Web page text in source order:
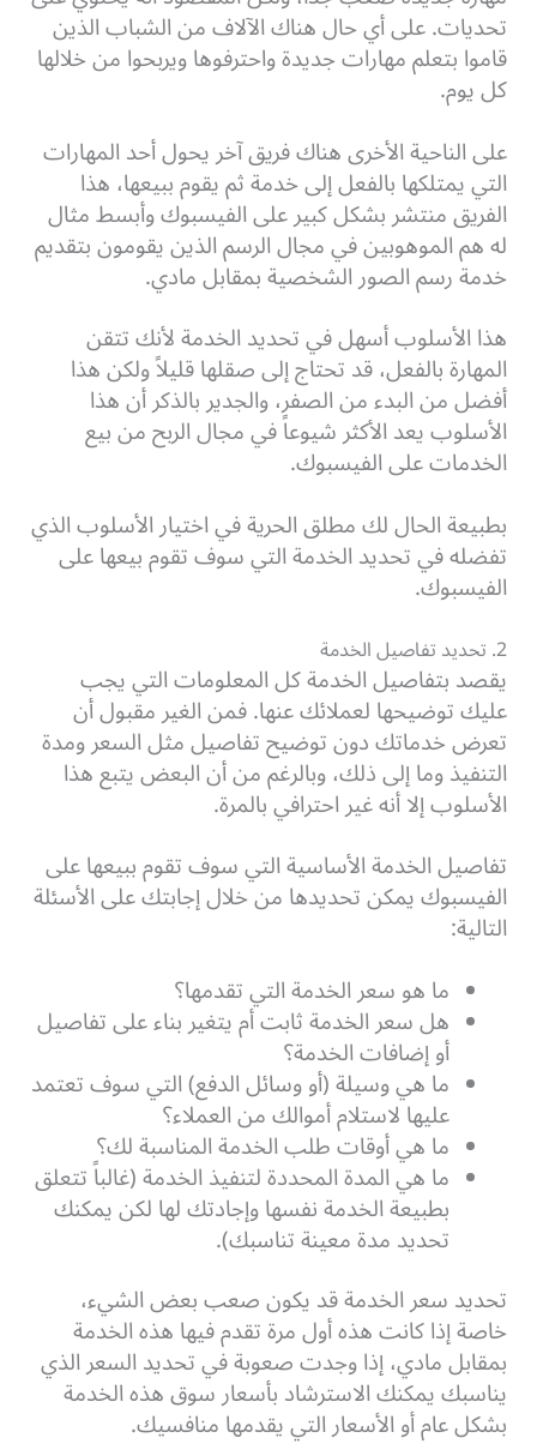
تحديات. على أي حال هناك الآلاف من الشباب الذين
قاموا بتعلم مهارات جديدة واحترفوها ويربحوا من خلالها
كل يوم.
على الناحية الأخرى هناك فريق آخر يحول أحد المهارات
التي يمتلكها بالفعل إلى خدمة ثم يقوم ببيعها، هذا
الفريق منتشر بشكل كبير على الفيسبوك وأبسط مثال
له هم الموهوبين في مجال الرسم الذين يقومون بتقديم
خدمة رسم الصور الشخصية بمقابل مادي.
هذا الأسلوب أسهل في تحديد الخدمة لأنك تتقن
المهارة بالفعل، قد تحتاج إلى صقلها قليلاً ولكن هذا
أفضل من البدء من الصفر، والجدير بالذكر أن هذا
الأسلوب يعد الأكثر شيوعاً في مجال الربح من بيع
الخدمات على الفيسبوك.
بطبيعة الحال لك مطلق الحرية في اختيار الأسلوب الذي
تفضله في تحديد الخدمة التي سوف تقوم بيعها على
الفيسبوك.
2. تحديد تفاصيل الخدمة
يقصد بتفاصيل الخدمة كل المعلومات التي يجب
عليك توضيحها لعملائك عنها. فمن الغير مقبول أن
تعرض خدماتك دون توضيح تفاصيل مثل السعر ومدة
التنفيذ وما إلى ذلك، وبالرغم من أن البعض يتبع هذا
الأسلوب إلا أنه غير احترافي بالمرة.
تفاصيل الخدمة الأساسية التي سوف تقوم ببيعها على
الفيسبوك يمكن تحديدها من خلال إجابتك على الأسئلة
التالية:
ما هو سعر الخدمة التي تقدمها؟
هل سعر الخدمة ثابت أم يتغير بناء على تفاصيل
أو إضافات الخدمة؟
ما هي وسيلة (أو وسائل الدفع) التي سوف تعتمد
عليها لاستلام أموالك من العملاء؟
ما هي أوقات طلب الخدمة المناسبة لك؟
ما هي المدة المحددة لتنفيذ الخدمة (غالباً تتعلق
بطبيعة الخدمة نفسها وإجادتك لها لكن يمكنك
تحديد مدة معينة تناسبك).
تحديد سعر الخدمة قد يكون صعب بعض الشيء،
خاصة إذا كانت هذه أول مرة تقدم فيها هذه الخدمة
بمقابل مادي، إذا وجدت صعوبة في تحديد السعر الذي
يناسبك يمكنك الاسترشاد بأسعار سوق هذه الخدمة
بشكل عام أو الأسعار التي يقدمها منافسيك.